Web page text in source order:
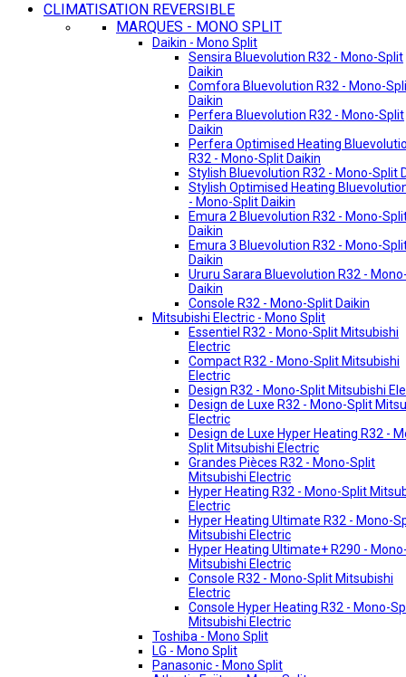
CLIMATISATION REVERSIBLE
MARQUES - MONO SPLIT
Daikin - Mono Split
Sensira Bluevolution R32 - Mono-Split
Daikin
Comfora Bluevolution R32 - Mono-
Daikin
Perfera Bluevolution R32 - Mono-Split
Daikin
Perfera Optimised Heating
R32 - Mono-Split Daikin
Stylish Bluevolution R32 - Mono-Split
Stylish Optimised Heating
- Mono-Split Daikin
Emura 2 Bluevolution R32 - Mono-
Daikin
Emura 3 Bluevolution R32 - Mono-
Daikin
Ururu Sarara Bluevolution R32 -
Daikin
Console R32 - Mono-Split Daikin
Mitsubishi Electric - Mono Split
Essentiel R32 - Mono-Split Mitsubishi
Electric
Compact R32 - Mono-Split Mitsubishi
Electric
Design R32 - Mono-Split Mitsubishi
Design de Luxe R32 - Mono-Split
Electric
Design de Luxe Hyper Heating R32 -
Split Mitsubishi Electric
Grandes Pièces R32 - Mono-Split
Mitsubishi Electric
Hyper Heating R32 - Mono-Split
Electric
Hyper Heating Ultimate R32 - Mono-
Mitsubishi Electric
Hyper Heating Ultimate+ R290 -
Mitsubishi Electric
Console R32 - Mono-Split Mitsubishi
Electric
Console Hyper Heating R32 - Mono-
Mitsubishi Electric
Toshiba - Mono Split
LG - Mono Split
Panasonic - Mono Split